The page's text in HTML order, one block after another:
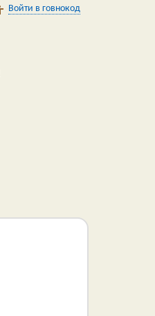
Войти в говнокод